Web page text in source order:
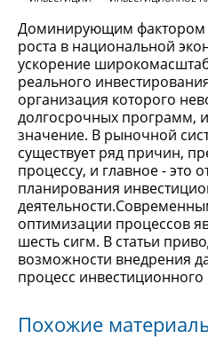
Доминирующим фактором
роста в национальной
ускорение
реального
организация которого
долгосрочных программ,
значение. В рыночной
существует ряд причин,
процессу, и главное - это
планирования
оптимизации процессов
шесть сигм. В статьи
возможности внедрения
процесс
Похожие